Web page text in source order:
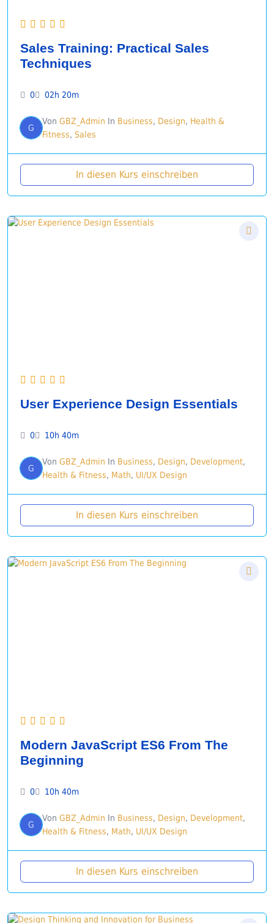
Sales Training: Practical Sales
Techniques
0 02h 20m
G
Von GBZ_Admin In Business, Design, Health &
Fitness, Sales
In diesen Kurs einschreiben
User Experience Design Essentials
0 10h 40m
G
Von GBZ_Admin In Business, Design, Development,
Health & Fitness, Math, UI/UX Design
In diesen Kurs einschreiben
Modern JavaScript ES6 From The
Beginning
0 10h 40m
G
Von GBZ_Admin In Business, Design, Development,
Health & Fitness, Math, UI/UX Design
In diesen Kurs einschreiben